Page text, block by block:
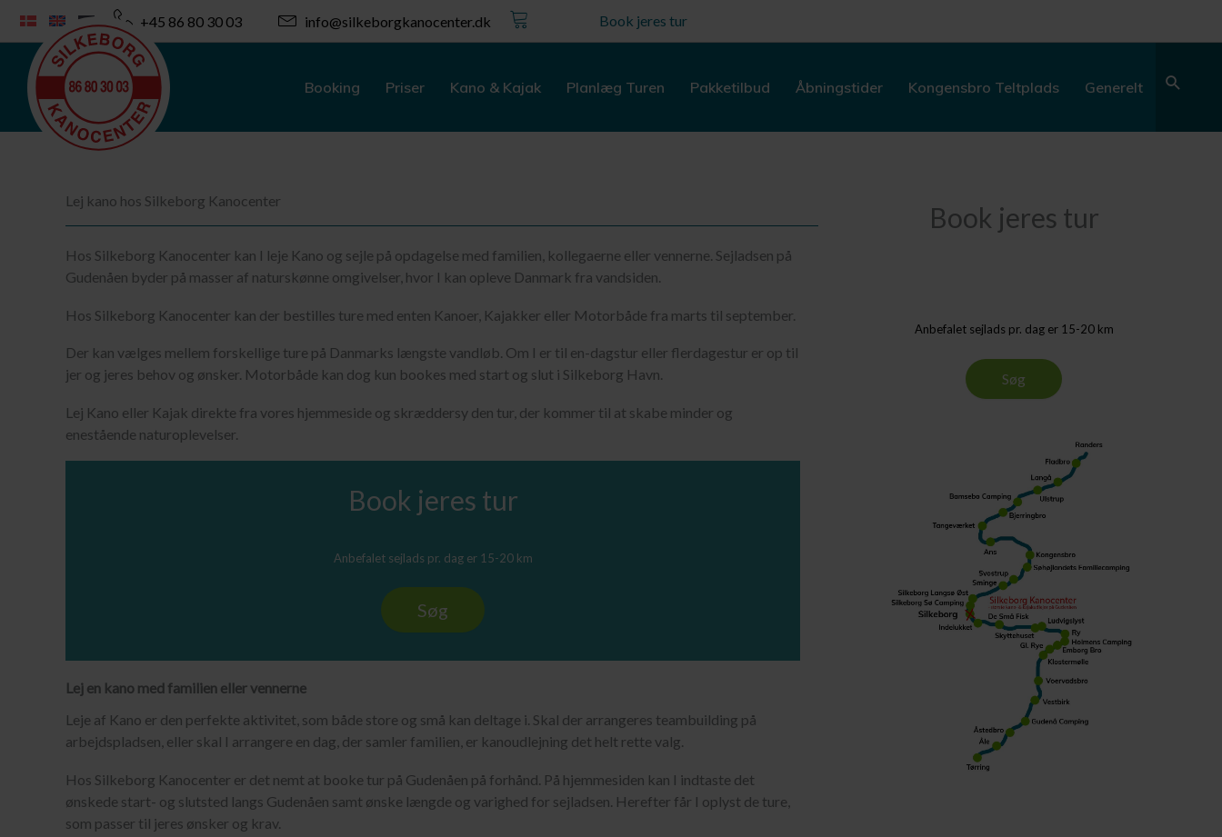
indholdet
+45 86 80 30 03 info@silkeborgkanocenter.dk Kurv Book jeres tur
Booking Priser Kano & Kajak Planlæg Turen Pakketilbud Åbningstider Kongensbro Teltplads Generelt
Lej kano hos Silkeborg Kanocenter
Hos Silkeborg Kanocenter kan I leje Kano og sejle på opdagelse med familien, kollegaerne eller vennerne. Sejladsen på
Gudenåen byder på masser af naturskønne omgivelser, hvor I kan opleve Danmark fra vandsiden.
Hos Silkeborg Kanocenter kan der bestilles ture med enten Kanoer, Kajakker eller Motorbåde fra marts til september.
Der kan vælges mellem forskellige ture på Danmarks længste vandløb. Om I er til en-dagstur eller flerdagestur er op til
jer og jeres behov og ønsker. Motorbåde kan dog kun bookes med start og slut i Silkeborg Havn.
Lej Kano eller Kajak direkte fra vores hjemmeside og skræddersy den tur, der kommer til at skabe minder og
enestående naturoplevelser.
Book jeres tur
Anbefalet sejlads pr. dag er 15-20 km
Søg
Lej en kano med familien eller vennerne
Leje af Kano er den perfekte aktivitet, som både store og små kan deltage i. Skal der arrangeres teambuilding på
arbejdspladsen, eller skal I arrangere en dag, der samler familien, er kanoudlejning det helt rette valg.
Hos Silkeborg Kanocenter er det nemt at booke tur på Gudenåen på forhånd. På hjemmesiden kan I indtaste det
ønskede start- og slutsted langs Gudenåen samt ønske længde og varighed for sejladsen. Herefter får I oplyst de ture,
som passer til jeres ønsker og krav.
Book jeres tur
Anbefalet sejlads pr. dag er 15-20 km
Søg